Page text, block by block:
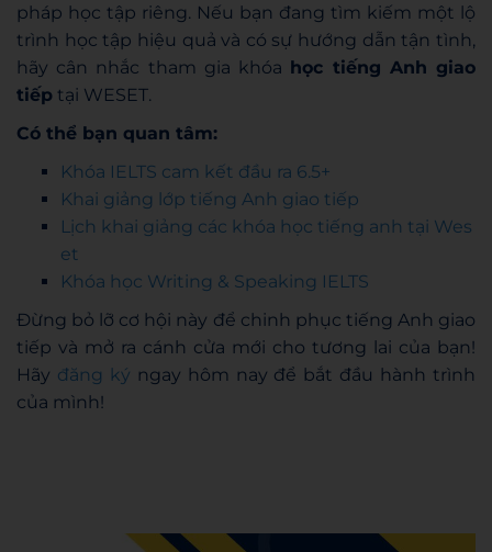
pháp học tập riêng. Nếu bạn đang tìm kiếm một lộ
trình học tập hiệu quả và có sự hướng dẫn tận tình,
hãy cân nhắc tham gia khóa học tiếng Anh giao
tiếp tại WESET.
Có thể bạn quan tâm:
Khóa IELTS cam kết đầu ra 6.5+
Khai giảng lớp tiếng Anh giao tiếp
Lịch khai giảng các khóa học tiếng anh tại Wes
et
Khóa học Writing & Speaking IELTS
Đừng bỏ lỡ cơ hội này để chinh phục tiếng Anh giao
tiếp và mở ra cánh cửa mới cho tương lai của bạn!
Hãy đăng ký ngay hôm nay để bắt đầu hành trình
của mình!